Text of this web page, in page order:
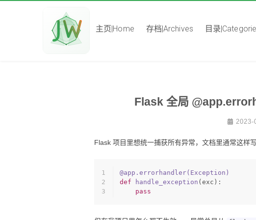
主页|Home 存档|Archives 目录
Flask 全局
2023-
Flask 项目里想统一捕获所有异常，文档里通常这样写
1
2
3
@app.errorhandler( Exception )
def
handle_exception ( exc ):
pass